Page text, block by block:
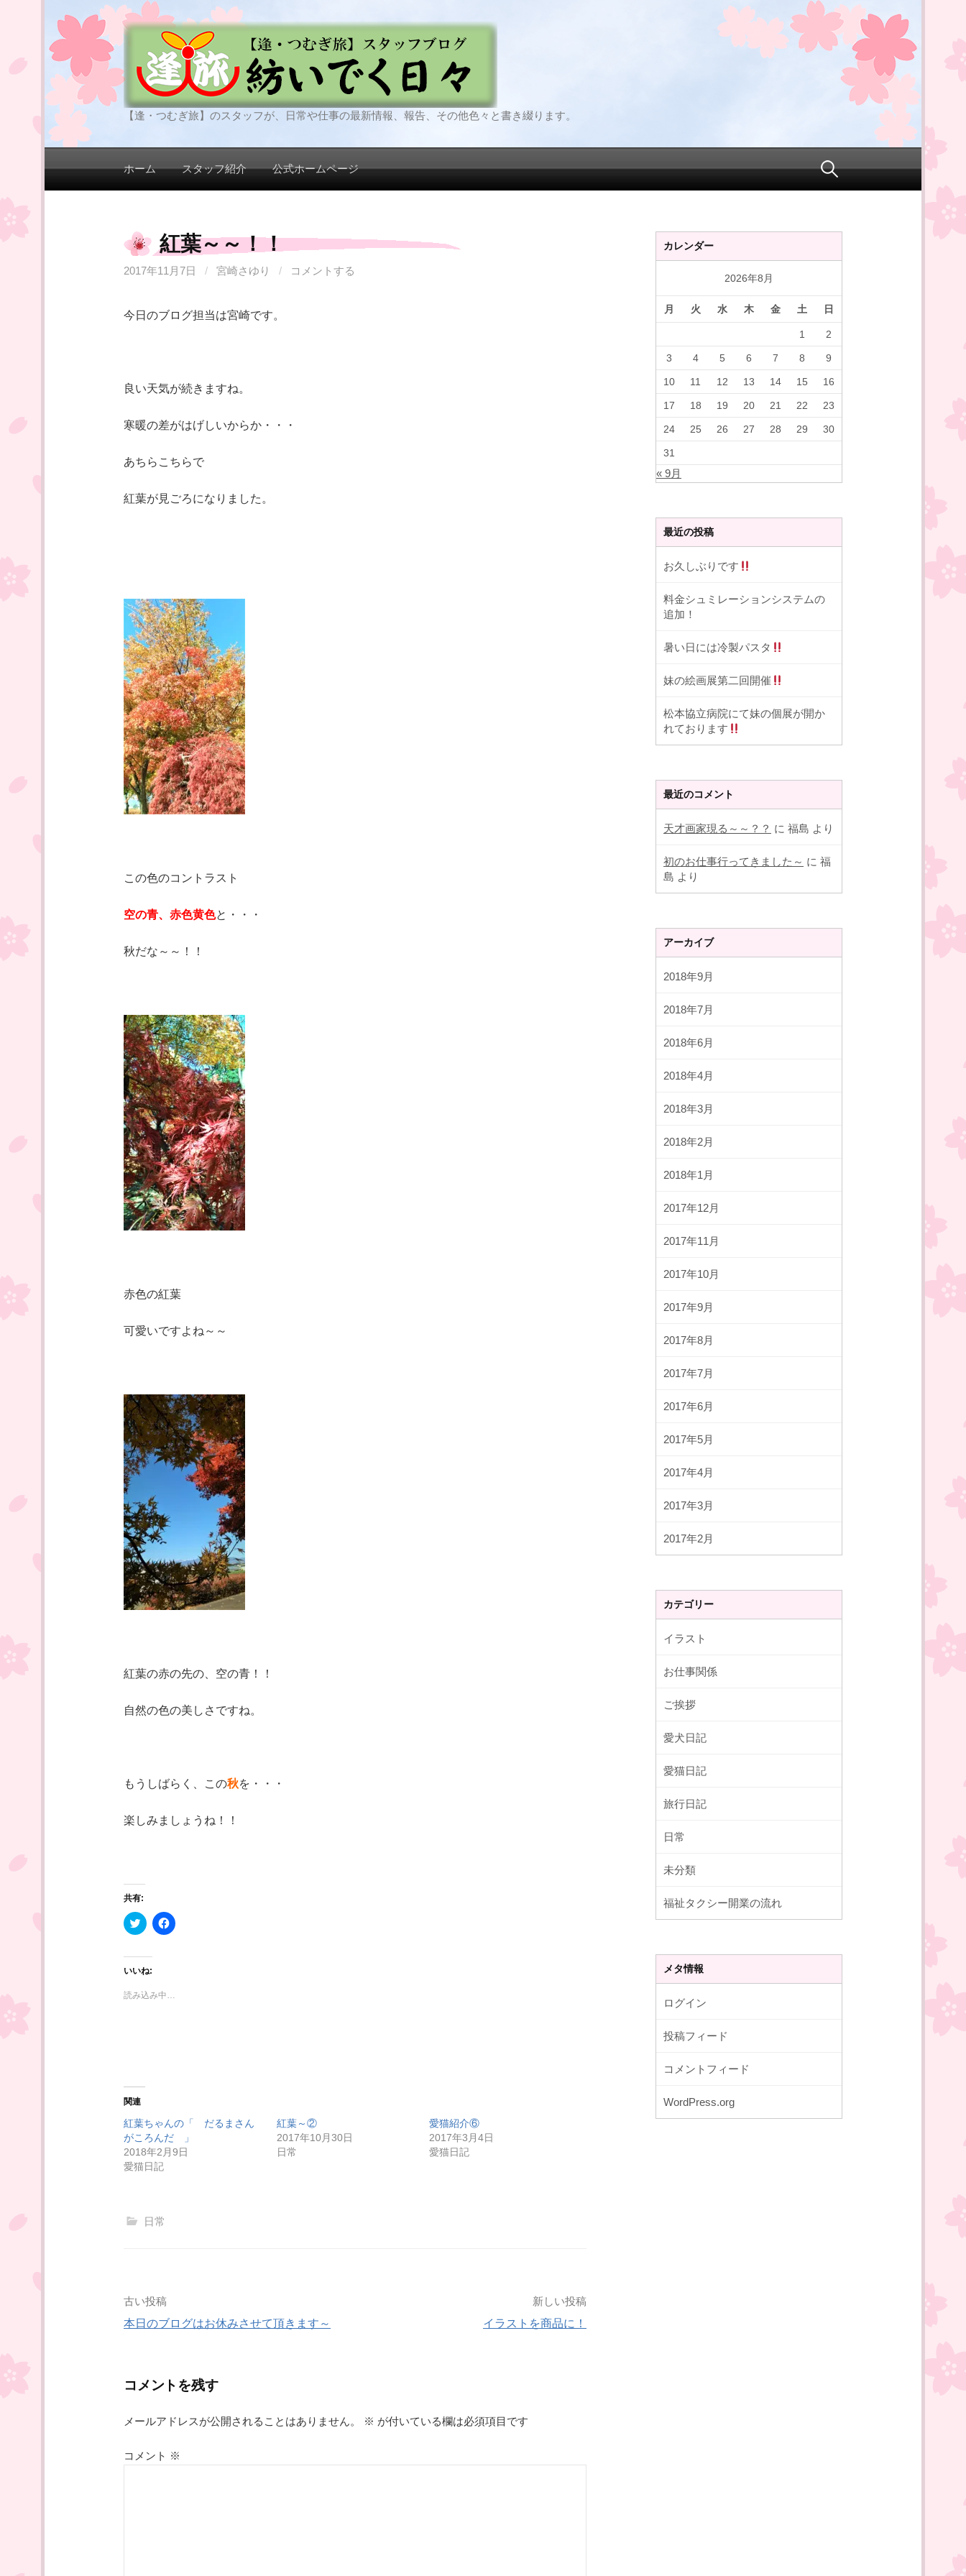
テ
ツ
へ
ス
キ
【逢・つむぎ旅】のスタッフが、日常や仕事の最新情報、報告、その他色々と書き綴ります。
ホーム スタッフ紹介 公式ホームページ 検
紅葉～～！！
2017年11月7日 / 宮崎さゆり / コメントする
今日のブログ担当は宮崎です。
良い天気が続きますね。
寒暖の差がはげしいからか・・・
あちらこちらで
紅葉が見ごろになりました。
この色のコントラスト
空の青、赤色黄色と・・・
秋だな～～！！
赤色の紅葉
可愛いですよね～～
紅葉の赤の先の、空の青！！
自然の色の美しさですね。
もうしばらく、この秋を・・・
楽しみましょうね！！
共有:
ク
リ
し
て
T
i
し
ィ
ン
ド
ウ
で
開
き
F
a
で
く
だ
さ
い
(
いいね:
読み込み中…
関連
紅葉ちゃんの「 だるまさん
がころんだ 」
2018年2月9日
愛猫日記
紅葉～②
2017年10月30日
日常
愛猫紹介⑥
2017年3月4日
愛猫日記
日常
投
ゲ
ー
古い投稿
本日のブログはお休みさせて頂きます～
新しい投稿
イラストを商品に！
コメントを残す
メールアドレスが公開されることはありません。 ※ が付いている欄は必須項目です
コメント ※
カレンダー
2026年8月
月 火 水 木 金 土 日
1 2
3 4 5 6 7 8 9
10 11 12 13 14 15 16
17 18 19 20 21 22 23
24 25 26 27 28 29 30
31
« 9月
最近の投稿
お久しぶりです
料金シュミレーションシステムの
追加！
暑い日には冷製パスタ
妹の絵画展第二回開催
松本協立病院にて妹の個展が開か
れております
最近のコメント
天才画家現る～～？？ に 福島 より
初のお仕事行ってきました～ に 福
島 より
アーカイブ
2018年9月
2018年7月
2018年6月
2018年4月
2018年3月
2018年2月
2018年1月
2017年12月
2017年11月
2017年10月
2017年9月
2017年8月
2017年7月
2017年6月
2017年5月
2017年4月
2017年3月
2017年2月
カテゴリー
イラスト
お仕事関係
ご挨拶
愛犬日記
愛猫日記
旅行日記
日常
未分類
福祉タクシー開業の流れ
メタ情報
ログイン
投稿フィード
コメントフィード
WordPress.org